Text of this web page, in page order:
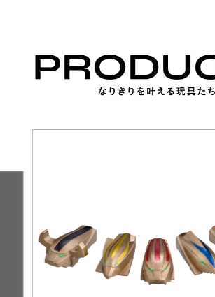
TOP
BRAND
SHOP